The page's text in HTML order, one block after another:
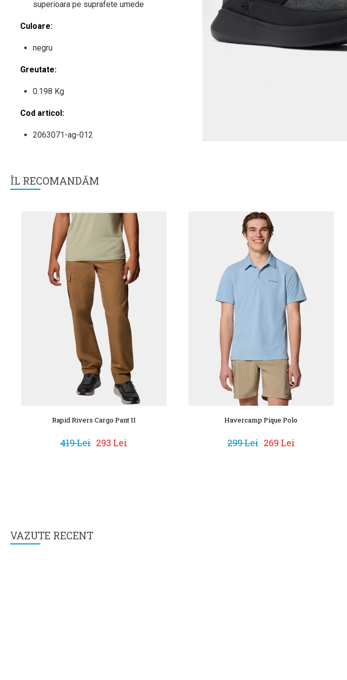
superioara pe suprafete umede
Culoare:
negru
Greutate:
0.198 Kg
Cod articol:
2063071-ag-012
ÎL RECOMANDĂM
Rapid Rivers Cargo Pant II
419 Lei 293 Lei
Havercamp Pique Polo
299 Lei 269 Lei
VAZUTE RECENT